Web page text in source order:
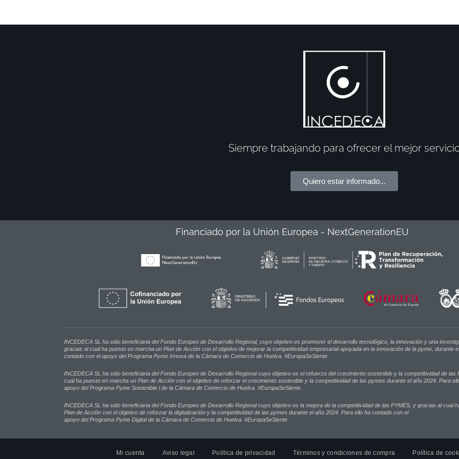
Siempre trabajando para ofrecer el mejor
Quiero estar informado...
Financiado por la Unión Europea - NextGenerationEU
INCEDECA SL ha sido beneficiaria del Fondo Europeo de Desarrollo Regional, cuyo objetivo es promover el desarrollo tecnológico, la innovación y una
gracias al cual ha puesto en marcha un Plan de Acción con el objetivo de mejorar la competitividad empresarial apoyada en la innovación de la pyme, durante
contado con el apoyo del Programa Pyme Innova de la Cámara de Comercio de Huelva. #EuropaSeSiente
INCEDECA SL ha sido beneficiaria del Fondo Europeo de Desarrollo Regional cuyo objetivo es el refuerzo del crecimiento sostenible y la competitividad de las
cual ha puesto en marcha un Plan de Acción con el objetivo de reforzar el crecimiento sostenible y la competitividad de las pymes durante el año 2024. Para
apoyo del Programa Pyme Sostenible l de la Cámara de Comercio de Huelva. #EuropaSeSiente
INCEDECA SL ha sido beneficiaria del Fondo Europeo de Desarrollo Regional cuyo objetivo es la mejora de la competitividad de las PYMES, y gracias al cual
Plan de Acción con el objetivo de reforzar la digitalización y la competitividad de las pymes durante el año 2024. Para ello ha contado con el
apoyo del Programa Pyme Digital de la Cámara de Comercio de Huelva. #EuropaSeSiente
Mi cuenta Aviso legal Politica de privacidad Términos y condiciones de compra Política de